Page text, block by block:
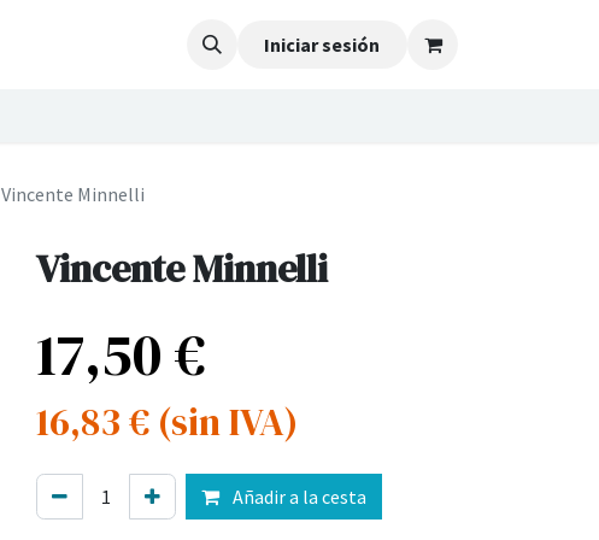
Iniciar sesión
Vincente Minnelli
Vincente Minnelli
17,50€
16,83€ (sin IVA)
Añadir a la cesta